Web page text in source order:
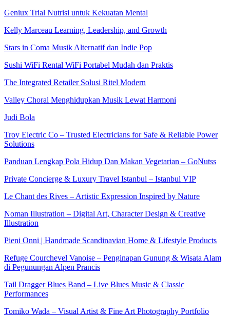
Geniux Trial Nutrisi untuk Kekuatan Mental
Kelly Marceau Learning, Leadership, and Growth
Stars in Coma Musik Alternatif dan Indie Pop
Sushi WiFi Rental WiFi Portabel Mudah dan Praktis
The Integrated Retailer Solusi Ritel Modern
Valley Choral Menghidupkan Musik Lewat Harmoni
Judi Bola
Troy Electric Co – Trusted Electricians for Safe & Reliable Power
Solutions
Panduan Lengkap Pola Hidup Dan Makan Vegetarian – GoNutss
Private Concierge & Luxury Travel Istanbul – Istanbul VIP
Le Chant des Rives – Artistic Expression Inspired by Nature
Noman Illustration – Digital Art, Character Design & Creative
Illustration
Pieni Onni | Handmade Scandinavian Home & Lifestyle Products
Refuge Courchevel Vanoise – Penginapan Gunung & Wisata Alam
di Pegunungan Alpen Prancis
Tail Dragger Blues Band – Live Blues Music & Classic
Performances
Tomiko Wada – Visual Artist & Fine Art Photography Portfolio